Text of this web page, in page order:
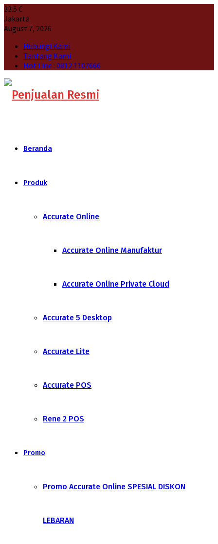
33.5 C
Jakarta
August 7, 2026
Hubungi Kami
Tantang Kami
Hot Line : 0812 1107666
Beranda
Produk
Accurate Online
Accurate Online Manufaktur
Accurate Online Private Cloud
Accurate 5 Desktop
Accurate Lite
Accurate POS
Rene 2 POS
Promo
Promo Accurate Online SPESIAL DISKON
LEBARAN